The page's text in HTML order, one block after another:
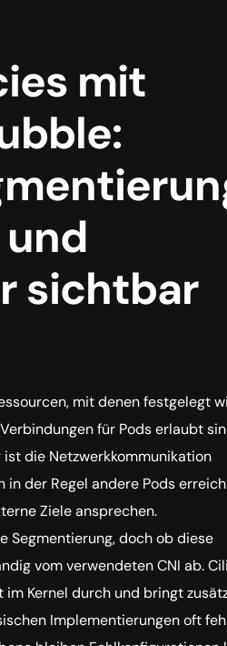
mit
sichtbar
mit denen festgelegt
für Pods erlaubt
die Netzwerkkommunikation
in der Regel andere Pods
Ziele ansprechen.
Segmentierung, doch ob diese
vom verwendeten CNI ab.
Kernel durch und bringt
Implementierungen oft